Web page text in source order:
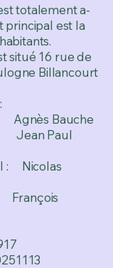
totalement a-
principal est la
situé 16 rue de
Billancourt
Bauche
Jean Paul
: Nicolas